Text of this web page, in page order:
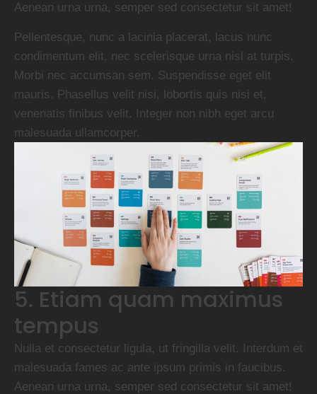
Aenean urna urna, semper sed consectetur sit amet!
Pellentesque, nunc a lacinia placerat, lacus nunc
condimentum elit, nec scelerisque urna nisl at turpis.
Morbi nec accumsan sem. Suspendisse eget elit
mauris. Phasellus velit nisi, lobortis quis nisi et,
venenatis finibus velit. Integer non nibh eget arcu
malesuada ullamcorper.
5. Etiam quam maximus
tempus
Nulla et consectetur ligula, ut fringilla velit. Interdum et
malesuada fames ac ante ipsum primis in faucibus.
Aenean urna urna, semper sed consectetur sit amet!